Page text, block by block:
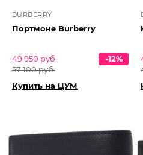
BURBERRY
Портмоне Burberry
49 950 руб.
57 100 руб.
-12%
Купить на ЦУМ